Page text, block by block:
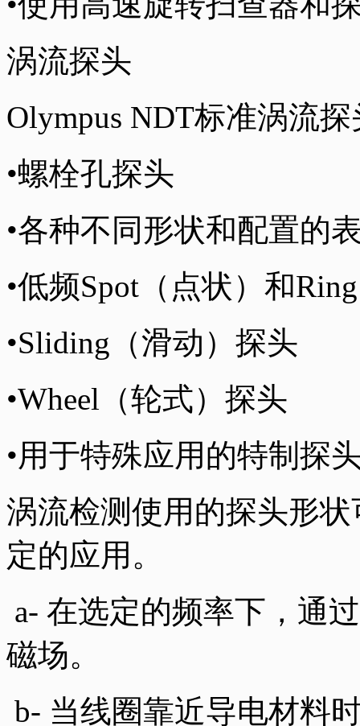
涡流探头
Olympus NDT标准涡流
•螺栓孔探头
•各种不同形状和配置的
•低频Spot（点状）和
•Sliding（滑动）探头
•Wheel（轮式）探头
•用于特殊应用的特制探
涡流检测使用的探头形
定的应用。
a- 在选定的频率下，通
磁场。
b- 当线圈靠近导电材料